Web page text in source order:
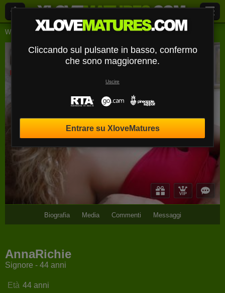
Webcam Live Signore Annarichie
AnnaRichie
Disconnesso
Biografia Media Commenti Messaggi
AnnaRichie
Signore - 44 anni
Età 44 anni
Cliccando sul pulsante in basso, confermo
che sono maggiorenne.
Uscire
Entrare su XloveMatures